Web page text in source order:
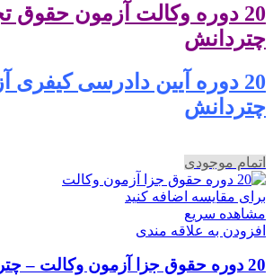
20 دوره وکالت آزمون حقوق
چتردانش
20 دوره آیین دادرسی
چتردانش
اتمام موجودی
برای مقایسه اضافه کنید
مشاهده سریع
افزودن به علاقه مندی
20 دوره حقوق جزا آزمون وکالت – چتردانش